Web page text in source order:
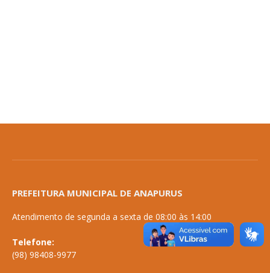
PREFEITURA MUNICIPAL DE ANAPURUS
Atendimento de segunda a sexta de 08:00 às 14:00
Telefone:
(98) 98408-9977